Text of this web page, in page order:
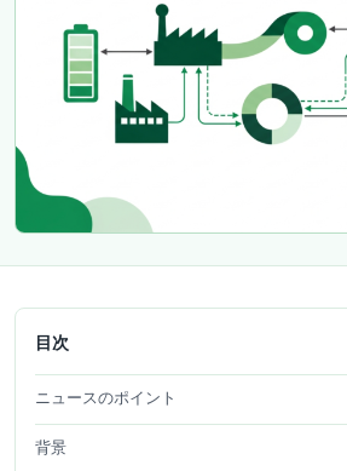
目次
ニュースのポイント
背景